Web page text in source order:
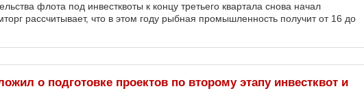
флота под инвестквоты к концу третьего квартала снова начал
рассчитывает, что в этом году рыбная промышленность получит от 16 до
о подготовке проектов по второму этапу инвестквот и